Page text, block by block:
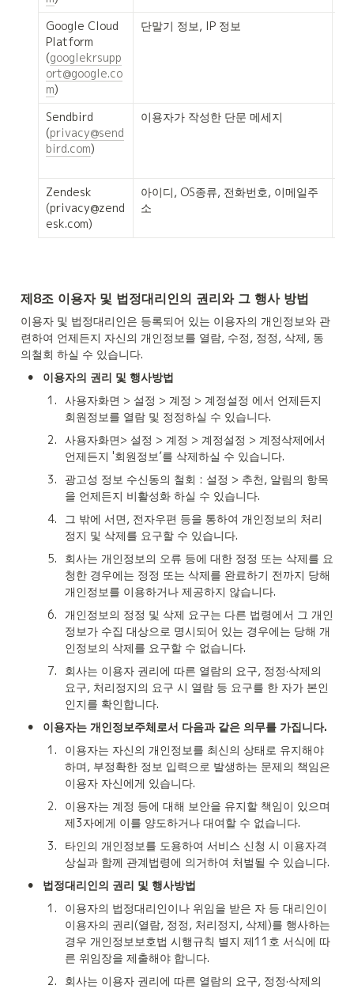
Google Cloud
Platform
(googlekrsupp
ort@google.co
m)
단말기 정보, IP 정보
Sendbird
(privacy@send
bird.com)
이용자가 작성한 단문 메세지
Zendesk
(privacy@zend
esk.com)
아이디, OS종류, 전화번호, 이메일주
소
제8조 이용자 및 법정대리인의 권리와 그 행사 방법
이용자 및 법정대리인은 등록되어 있는 이용자의 개인정보와 관
련하여 언제든지 자신의 개인정보를 열람, 수정, 정정, 삭제, 동
의철회 하실 수 있습니다.
•
이용자의 권리 및 행사방법
1 . 사용자화면 > 설정 > 계정 > 계정설정 에서 언제든지
회원정보를 열람 및 정정하실 수 있습니다.
2. 사용자화면> 설정 > 계정 > 계정설정 > 계정삭제에서
언제든지 '회원정보’를 삭제하실 수 있습니다.
3.
광고성 정보 수신동의 철회 : 설정 > 추천, 알림의 항목
을 언제든지 비활성화 하실 수 있습니다.
4.
그 밖에 서면, 전자우편 등을 통하여 개인정보의 처리
정지 및 삭제를 요구할 수 있습니다.
5.
회사는 개인정보의 오류 등에 대한 정정 또는 삭제를 요
청한 경우에는 정정 또는 삭제를 완료하기 전까지 당해
개인정보를 이용하거나 제공하지 않습니다.
6. 개인정보의 정정 및 삭제 요구는 다른 법령에서 그 개인
정보가 수집 대상으로 명시되어 있는 경우에는 당해 개
인정보의 삭제를 요구할 수 없습니다.
7.
회사는 이용자 권리에 따른 열람의 요구, 정정·삭제의
요구, 처리정지의 요구 시 열람 등 요구를 한 자가 본인
인지를 확인합니다.
•
이용자는 개인정보주체로서 다음과 같은 의무를 가집니다.
1 .
이용자는 자신의 개인정보를 최신의 상태로 유지해야
하며, 부정확한 정보 입력으로 발생하는 문제의 책임은
이용자 자신에게 있습니다.
2.
이용자는 계정 등에 대해 보안을 유지할 책임이 있으며
제3자에게 이를 양도하거나 대여할 수 없습니다.
3.
타인의 개인정보를 도용하여 서비스 신청 시 이용자격
상실과 함께 관계법령에 의거하여 처벌될 수 있습니다.
•
법정대리인의 권리 및 행사방법
1 .
이용자의 법정대리인이나 위임을 받은 자 등 대리인이
이용자의 권리(열람, 정정, 처리정지, 삭제)를 행사하는
경우 개인정보보호법 시행규칙 별지 제11호 서식에 따
른 위임장을 제출해야 합니다.
2.
회사는 이용자 권리에 따른 열람의 요구, 정정·삭제의